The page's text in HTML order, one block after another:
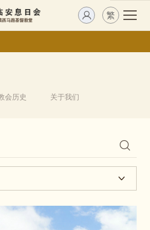
繁
会历史 关于我们